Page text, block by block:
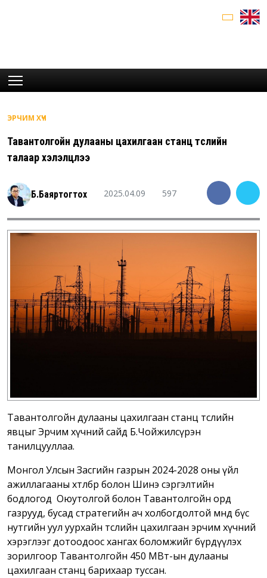
ЭРЧИМ ХҮЧ
Тавантолгойн дулааны цахилгаан станц төслийн
талаар хэлэлцлээ
Б.Баяртогтох 2025.04.09 597
Тавантолгойн дулааны цахилгаан станц төслийн
явцыг Эрчим хүчний сайд Б.Чойжилсүрэн
танилцууллаа.
Монгол Улсын Засгийн газрын 2024-2028 оны үйл
ажиллагааны хөтөлбөр болон Шинэ сэргэлтийн
бодлогод Оюутолгой болон Тавантолгойн орд
газрууд, бусад стратегийн ач холбогдолтой өмнөд бүс
нутгийн уул уурхайн төслийн цахилгаан эрчим хүчний
хэрэглээг дотоодоос хангах боломжийг бүрдүүлэх
зорилгоор Тавантолгойн 450 МВт-ын дулааны
цахилгаан станц барихаар туссан.